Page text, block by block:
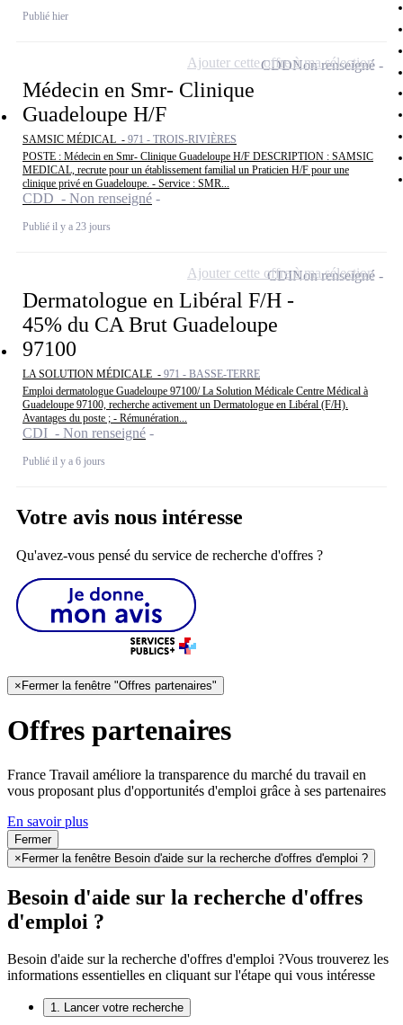
Publié hier
Médecin en Smr- Clinique
Guadeloupe H/F
SAMSIC MÉDICAL - 971 - TROIS-RIVIÈRES
POSTE : Médecin en Smr- Clinique Guadeloupe H/F DESCRIPTION : SAMSIC
MEDICAL, recrute pour un établissement familial un Praticien H/F pour une
clinique privé en Guadeloupe. - Service : SMR...
CDD - Non renseigné
Publié il y a 23 jours
CDDNon renseigné
Ajouter cette offre à ma sélection
Dermatologue en Libéral F/H -
45% du CA Brut Guadeloupe
97100
LA SOLUTION MÉDICALE - 971 - BASSE-TERRE
Emploi dermatologue Guadeloupe 97100/ La Solution Médicale Centre Médical à
Guadeloupe 97100, recherche activement un Dermatologue en Libéral (F/H).
Avantages du poste ; - Rémunération...
CDI - Non renseigné
Publié il y a 6 jours
CDINon renseigné
Ajouter cette offre à ma sélection
Votre avis nous intéresse
Qu'avez-vous pensé du service de recherche d'offres ?
× Fermer la fenêtre "Offres partenaires"
Offres partenaires
France Travail améliore la transparence du marché du travail en
vous proposant plus d'opportunités d'emploi grâce à ses partenaires
En savoir plus
Fermer
×Fermer la fenêtre Besoin d'aide sur la recherche d'offres d'emploi ?
Besoin d'aide sur la recherche d'offres
d'emploi ?
Besoin d'aide sur la recherche d'offres d'emploi ?Vous trouverez les
informations essentielles en cliquant sur l'étape qui vous intéresse
1. Lancer votre recherche